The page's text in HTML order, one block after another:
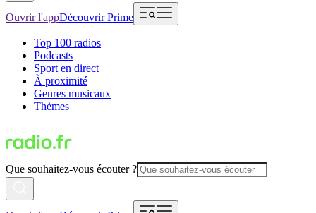
Ouvrir l'appDécouvrir Prime
Top 100 radios
Podcasts
Sport en direct
À proximité
Genres musicaux
Thèmes
Que souhaitez-vous écouter ?